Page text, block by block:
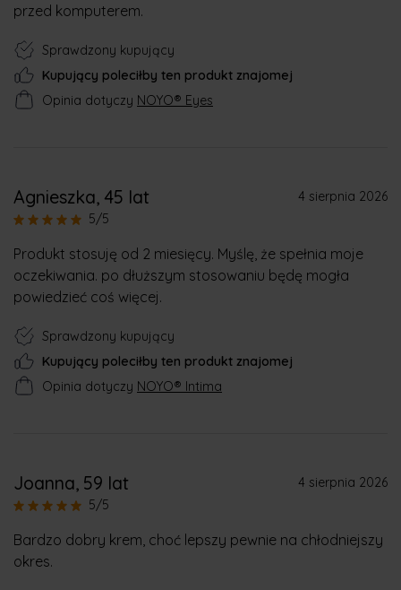
przed komputerem.
Sprawdzony kupujący
Kupujący poleciłby ten produkt znajomej
Opinia dotyczy NOYO® Eyes
Agnieszka, 45 lat
4 sierpnia 2026
5/5
Produkt stosuję od 2 miesięcy. Myślę, że spełnia moje
oczekiwania. po dłuższym stosowaniu będę mogła
powiedzieć coś więcej.
Sprawdzony kupujący
Kupujący poleciłby ten produkt znajomej
Opinia dotyczy NOYO® Intima
Joanna, 59 lat
4 sierpnia 2026
5/5
Bardzo dobry krem, choć lepszy pewnie na chłodniejszy
okres.